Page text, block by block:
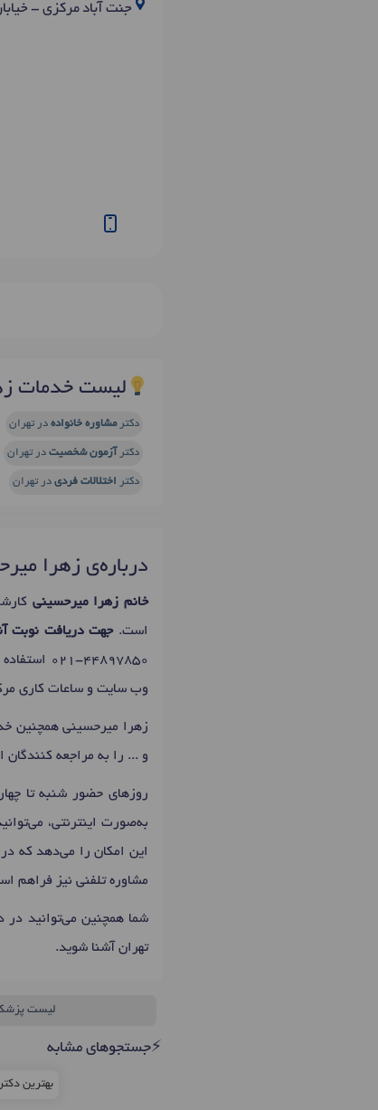
جنت آباد مرکزی - خیابان
لیست خدمات
دکترمشاوره خانواده در تهران
دکتر آزمون شخصیت در تهران
دکتر اختلالات فردی در تهران
درباره‌ی زهرا
خانم زهرا میرحسینی
است.جهت دریافت نوبت
021-44897850
وب سایت و ساعات کاری
زهرا میرحسینی همچنین
و ... را به مراجعه کنندگان
روزهای حضور شنبه تا چهارشنبه: 13:00 تا 19:00 است که اولین زمان نوبت دهی
به‌صورت اینترنتی،
این امکان را می‌دهد که
مشاوره تلفنی نیز فراهم
شما همچنین می‌توانید در
تهران آشنا شوید.
لیست
⚡جستجوهای مشابه
بهترین